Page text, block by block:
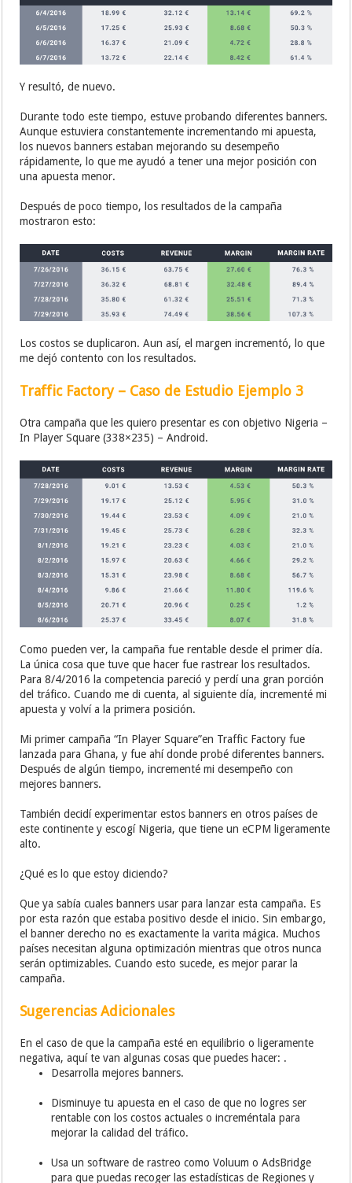
Y resultó, de nuevo.
Durante todo este tiempo, estuve probando diferentes banners.
Aunque estuviera constantemente incrementando mi apuesta,
los nuevos banners estaban mejorando su desempeño
rápidamente, lo que me ayudó a tener una mejor posición con
una apuesta menor.
Después de poco tiempo, los resultados de la campaña
mostraron esto:
Los costos se duplicaron. Aun así, el margen incrementó, lo que
me dejó contento con los resultados.
Traffic Factory – Caso de Estudio Ejemplo 3
Otra campaña que les quiero presentar es con objetivo Nigeria –
In Player Square (338×235) – Android.
Como pueden ver, la campaña fue rentable desde el primer día.
La única cosa que tuve que hacer fue rastrear los resultados.
Para 8/4/2016 la competencia pareció y perdí una gran porción
del tráfico. Cuando me di cuenta, al siguiente día, incrementé mi
apuesta y volví a la primera posición.
Mi primer campaña “In Player Square”en Traffic Factory fue
lanzada para Ghana, y fue ahí donde probé diferentes banners.
Después de algún tiempo, incrementé mi desempeño con
mejores banners.
También decidí experimentar estos banners en otros países de
este continente y escogí Nigeria, que tiene un eCPM ligeramente
alto.
¿Qué es lo que estoy diciendo?
Que ya sabía cuales banners usar para lanzar esta campaña. Es
por esta razón que estaba positivo desde el inicio. Sin embargo,
el banner derecho no es exactamente la varita mágica. Muchos
países necesitan alguna optimización mientras que otros nunca
serán optimizables. Cuando esto sucede, es mejor parar la
campaña.
Sugerencias Adicionales
En el caso de que la campaña esté en equilibrio o ligeramente
negativa, aquí te van algunas cosas que puedes hacer: .
Desarrolla mejores banners.
Disminuye tu apuesta en el caso de que no logres ser
rentable con los costos actuales o increméntala para
mejorar la calidad del tráfico.
Usa un software de rastreo como Voluum o AdsBridge
para que puedas recoger las estadísticas de Regiones y